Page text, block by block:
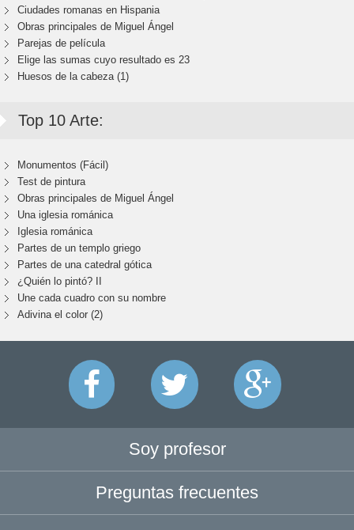
Ciudades romanas en Hispania
Obras principales de Miguel Ángel
Parejas de película
Elige las sumas cuyo resultado es 23
Huesos de la cabeza (1)
Top 10 Arte:
Monumentos (Fácil)
Test de pintura
Obras principales de Miguel Ángel
Una iglesia románica
Iglesia románica
Partes de un templo griego
Partes de una catedral gótica
¿Quién lo pintó? II
Une cada cuadro con su nombre
Adivina el color (2)
Soy profesor
Preguntas frecuentes